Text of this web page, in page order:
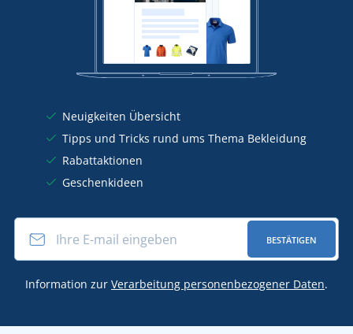
Neuigkeiten Übersicht
Tipps und Tricks rund ums Thema Bekleidung
Rabattaktionen
Geschenkideen
BESTÄTIGEN
Information zur Verarbeitung personenbezogener Daten.